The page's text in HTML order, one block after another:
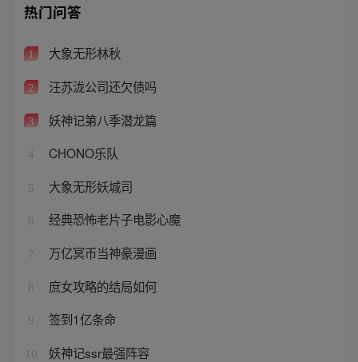
热门问答
1 大象无形林秋
2 汪苏泷公司还欠债吗
3 妖神记第八季潜龙篇
4 CHONO乐队
5 大象无形妖城司
6 经典恐怖老片子电影心魔
7 万亿冥币当神豪漫画
8 庶女攻略的结局如何
9 签到1亿条命
10 妖神记ssr最强阵容